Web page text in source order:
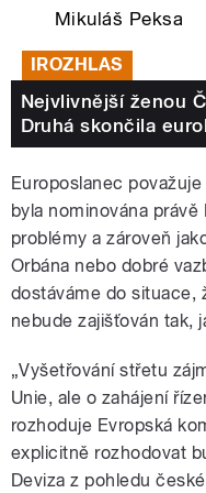
Mikuláš Peksa
IROZHLAS
Nejvlivnější ženou
Druhá skončila
Europoslanec
byla nominována
problémy a zároveň
Orbána nebo dobré
dostáváme do situace,
nebude zajišťován tak,
„Vyšetřování střetu
Unie, ale o zahájení
rozhoduje Evropská
explicitně rozhodovat
Deviza z pohledu